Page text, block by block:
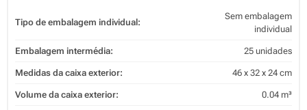
Tipo de embalagem individual:
Sem embalagem
individual
Embalagem intermédia: 25 unidades
Medidas da caixa exterior: 46 x 32 x 24 cm
Volume da caixa exterior: 0.04 m³